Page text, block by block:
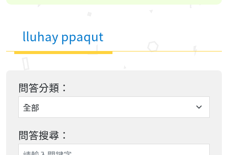
lluhay ppaqut
問答分類：
問答搜尋：